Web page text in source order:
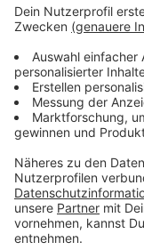
noch verhaltene
einen deutlichen
Impfstrategie
wesentlichen
Pandemie
Vorbild ist das
Stadt Tübingen,
wird. In NRW
eingeführt
diesen Regionen
Systeme